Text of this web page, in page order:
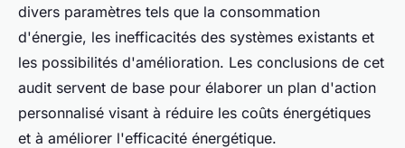
divers paramètres tels que la consommation
d'énergie, les inefficacités des systèmes existants et
les possibilités d'amélioration. Les conclusions de cet
audit servent de base pour élaborer un plan d'action
personnalisé visant à réduire les coûts énergétiques
et à améliorer l'efficacité énergétique.